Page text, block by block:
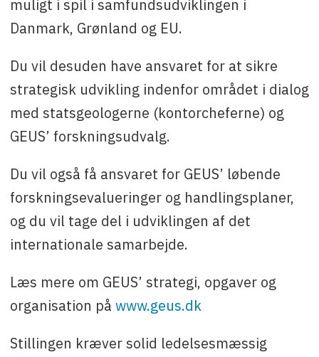
muligt i spil i samfundsudviklingen i
Danmark, Grønland og EU.
Du vil desuden have ansvaret for at sikre
strategisk udvikling indenfor området i dialog
med statsgeologerne (kontorcheferne) og
GEUS’ forskningsudvalg.
Du vil også få ansvaret for GEUS’ løbende
forskningsevalueringer og handlingsplaner,
og du vil tage del i udviklingen af det
internationale samarbejde.
Læs mere om GEUS’ strategi, opgaver og
organisation på www.geus.dk
Stillingen kræver solid ledelsesmæssig